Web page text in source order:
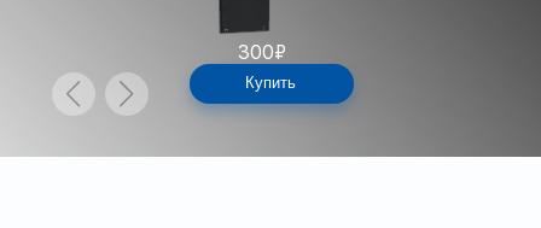
300₽
Купить